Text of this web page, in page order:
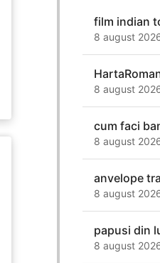
film indian
8 august
8 august
cum faci
8 august
anvelope
8 august
papusi din
8 august